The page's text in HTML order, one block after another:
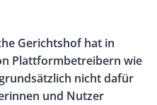
Gerichtshof hat in
Plattformbetreibern wie
nicht dafür
und Nutzer